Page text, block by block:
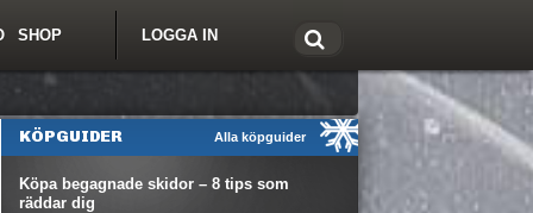
LOGGA IN
SHOP
Alla köpguider
KÖPGUIDER
Köpa begagnade skidor – 8 tips som
räddar dig